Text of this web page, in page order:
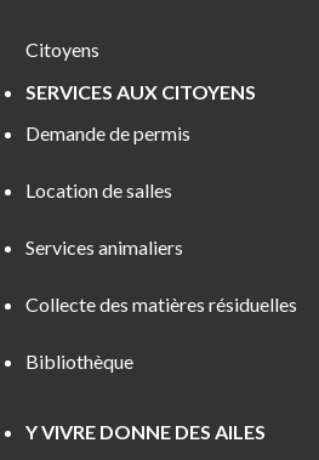
Citoyens
SERVICES AUX CITOYENS
Demande de permis
Location de salles
Services animaliers
Collecte des matières résiduelles
Bibliothèque
Y VIVRE DONNE DES AILES